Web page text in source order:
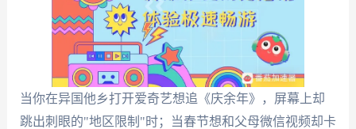
当你在异国他乡打开爱奇艺想追《庆余年》，屏幕上却
跳出刺眼的"地区限制"时；当春节想和父母微信视频却卡